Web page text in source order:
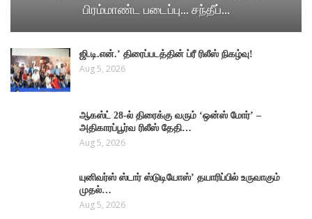
பிரம்மாண்ட படைப்பு… சந்தீப்…
ஜி.டி.என்.’ திரைப்படத்தின் ப்ரீ ரிலீஸ் நிகழ்வு!
Aug 5, 2026
ஆகஸ்ட் 28-ல் திரைக்கு வரும் ‘ஒன்ஸ் மோர்’ –
அதிகாரப்பூர்வ ரிலீஸ் தேதி…
Aug 5, 2026
யுனிவர்ஸ் ஸ்டார் ஸ்டுடியோஸ்’ தயாரிப்பில் உருவாகும்
முதல்…
Aug 5, 2026